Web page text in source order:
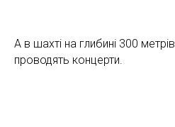
А в шахті на глибині 300
проводять концерти.